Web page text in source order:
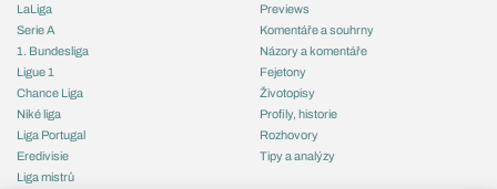
LaLiga
Serie A
1. Bundesliga
Ligue 1
Chance Liga
Niké liga
Liga Portugal
Eredivisie
Liga mistrů
Previews
Komentáře a souhrny
Názory a komentáře
Fejetony
Životopisy
Profily, historie
Rozhovory
Tipy a analýzy